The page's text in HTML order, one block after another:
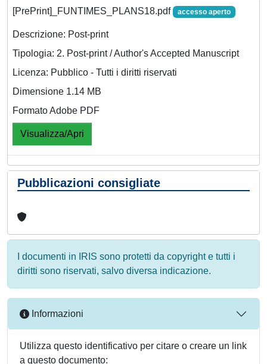
[PrePrint]_FUNTIMES_PLANS18.pdf accesso aperto
Descrizione: Post-print
Tipologia: 2. Post-print / Author's Accepted Manuscript
Licenza: Pubblico - Tutti i diritti riservati
Dimensione 1.14 MB
Formato Adobe PDF
Visualizza/Apri
Pubblicazioni consigliate
I documenti in IRIS sono protetti da copyright e tutti i
diritti sono riservati, salvo diversa indicazione.
Informazioni
Utilizza questo identificativo per citare o creare un link
a questo documento: